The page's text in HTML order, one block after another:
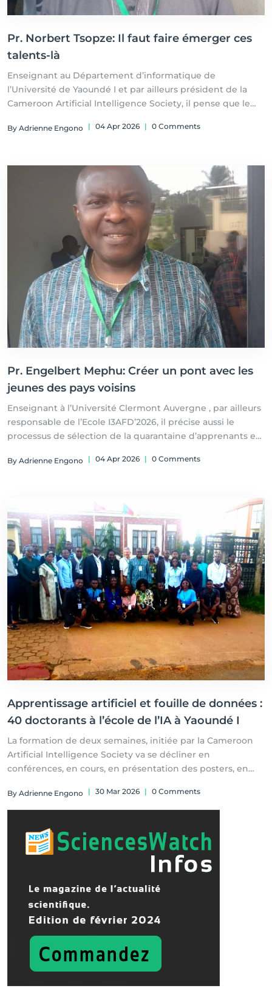
Pr. Norbert Tsopze: Il faut faire émerger ces
talents-là
Enseignant au Département d’informatique de
l’Université de Yaoundé I et par ailleurs président de la
Cameroon Artificial Intelligence Society, il pense que le
compétences sont accompagnées.
By Adrienne Engono | 04 Apr 2026 | 0 Comments
Pr. Engelbert Mephu: Créer un pont avec les
jeunes des pays voisins
Enseignant à l’Université Clermont Auvergne , par ailleurs
responsable de l’Ecole I3AFD’2026, il précise aussi le
processus de sélection de la quarantaine d’apprenants en
Yaoundé I.
By Adrienne Engono | 04 Apr 2026 | 0 Comments
Apprentissage artificiel et fouille de données :
40 doctorants à l’école de l’IA à Yaoundé I
La formation de deux semaines, initiée par la Cameroon
Artificial Intelligence Society va se décliner en
conférences, en cours, en présentation des posters, en
By Adrienne Engono | 30 Mar 2026 | 0 Comments